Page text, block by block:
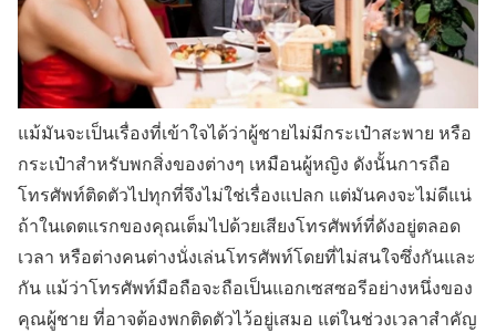
แม้มันจะเป็นเรื่องที่เข้าใจได้ว่าผู้ชายไม่มีกระเป๋าสะพาย หรือ
กระเป๋าสำหรับพกสิ่งของต่างๆ เหมือนผู้หญิง ดังนั้นการถือ
โทรศัพท์ติดตัวไปทุกที่จึงไม่ใช่เรื่องแปลก แต่มันคงจะไม่ดีแน่
ถ้าในเดตแรกของคุณเต็มไปด้วยเสียงโทรศัพท์ที่ดังอยู่ตลอด
เวลา หรือต่างคนต่างนั่งเล่นโทรศัพท์โดยที่ไม่สนใจซึ่งกันและ
กัน แม้ว่าโทรศัพท์มือถือจะถือเป็นแอกเซสซอรีอย่างหนึ่งของ
คุณผู้ชาย ที่อาจต้องพกติดตัวไว้อยู่เสมอ แต่ในช่วงเวลาสำคัญ